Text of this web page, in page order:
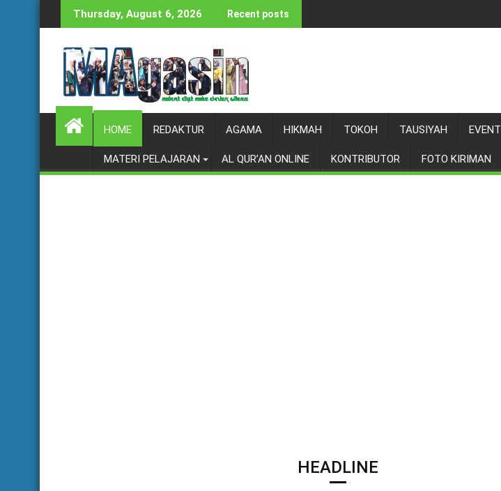
to
Thursday, August 6, 2026 Recent posts
HOME REDAKTUR AGAMA HIKMAH TOKOH TAUSIYAH EVENT
MATERI PELAJARAN AL QUR’AN ONLINE KONTRIBUTOR FOTO KIRIMAN
HEADLINE